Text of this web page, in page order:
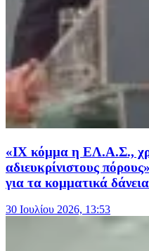
«ΙΧ κόμμα η ΕΛ.Α.Σ.,
αδιευκρίνιστους
για τα κομματικά δάνεια
30 Ιουλίου 2026, 13:53